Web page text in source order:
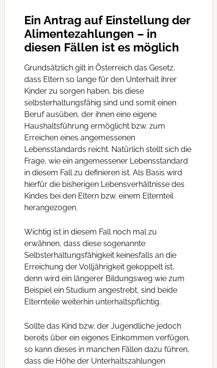
Ein Antrag auf Einstellung der
Alimentezahlungen – in
diesen Fällen ist es möglich
Grundsätzlich gilt in Österreich das Gesetz,
dass Eltern so lange für den Unterhalt ihrer
Kinder zu sorgen haben, bis diese
selbsterhaltungsfähig sind und somit einen
Beruf ausüben, der ihnen eine eigene
Haushaltsführung ermöglicht bzw. zum
Erreichen eines angemessenen
Lebensstandards reicht. Natürlich stellt sich die
Frage, wie ein angemessener Lebensstandard
in diesem Fall zu definieren ist. Als Basis wird
hierfür die bisherigen Lebensverhältnisse des
Kindes bei den Eltern bzw. einem Elternteil
herangezogen.
Wichtig ist in diesem Fall noch mal zu
erwähnen, dass diese sogenannte
Selbsterhaltungsfähigkeit keinesfalls an die
Erreichung der Volljährigkeit gekoppelt ist,
denn wird ein längerer Bildungsweg wie zum
Beispiel ein Studium angestrebt, sind beide
Elternteile weiterhin unterhaltspflichtig.
Sollte das Kind bzw. der Jugendliche jedoch
bereits über ein eigenes Einkommen verfügen,
so kann dieses in manchen Fällen dazu führen,
dass die Höhe der Unterhaltszahlungen